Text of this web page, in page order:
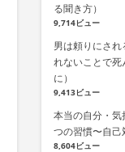
る聞き方）
9,714ビュー
男は頼りにさ
れないことで
に）
9,413ビュー
本当の自分・気
つの習慣〜自
8,604ビュー